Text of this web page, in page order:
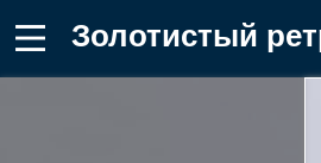
Золотистый ретривер, ретривер, собака